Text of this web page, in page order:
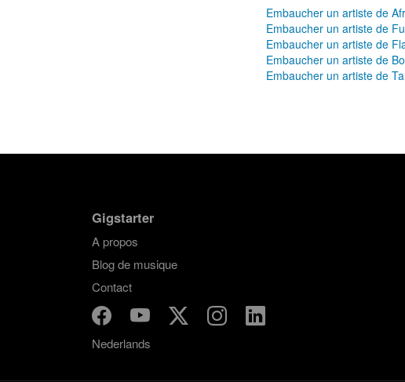
Embaucher un artiste de
Embaucher un artiste de
Embaucher un artiste de
Embaucher un artiste de
Embaucher un artiste de
Gigstarter
A propos
Blog de musique
Contact
Nederlands